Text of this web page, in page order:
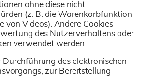
ohne diese nicht
(z. B. die Warenkorbfunktion
von Videos). Andere Cookies
des Nutzerverhaltens oder
verwendet werden.
Durchführung des elektronischen
zur Bereitstellung